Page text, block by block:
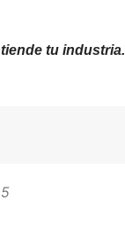
tu industria.